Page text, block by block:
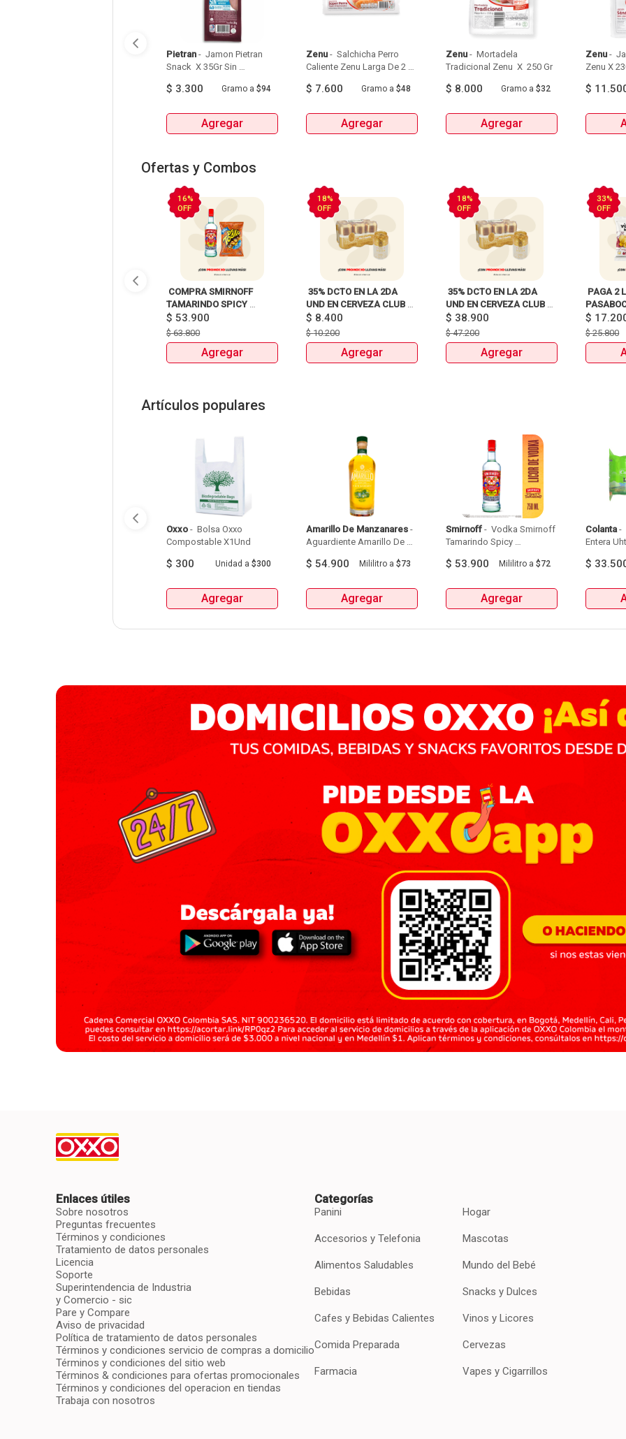
Pietran - Jamon Pietran
Snack  X 35Gr Sin
$ 3.300 Gramo a$94
Agregar
Zenu - Salchicha Perro
Caliente Zenu Larga De 2
Gr
$ 7.600 Gramo a$48
Agregar
Zenu - Mortadela
Tradicional Zenu  X  250 Gr
$ 8.000 Gramo a$32
Agregar
Zenu -
$
Ofertas y Combos
16%
OFF
COMPRA SMIRNOFF
TAMARINDO SPICY
X750ml Y LLEVATE
$ 53.900
$63.800
Agregar
18%
OFF
35% DCTO EN LA 2DA
UND EN CERVEZA CLUB
$ 8.400
$10.200
Agregar
18%
OFF
35% DCTO EN LA 2DA
UND EN CERVEZA CLUB
COLOMBIA 330 ML LATA X
6 UNIDADES
ANTES:$47.200
AHORA:$38.900
$ 38.900
$47.200
Agregar
33%
OFF
PAGA 2
$
$25.800
Artículos populares
Oxxo - Bolsa Oxxo
$ 300 Unidad a$300
Agregar
Amarillo De Manzanares -
Aguardiente Amarillo De
$ 54.900 Mililitro a$73
Agregar
Smirnoff - Vodka Smirnoff
Tamarindo Spicy
$ 53.900 Mililitro a$72
Agregar
Colanta -
Entera
$
Enlaces útiles
Sobre nosotros
Preguntas frecuentes
Términos y condiciones
Tratamiento de datos personales
Licencia
Soporte
Superintendencia de Industria
y Comercio - sic
Pare y Compare
Aviso de privacidad
Política de tratamiento de datos personales
Términos y condiciones servicio de compras a domicilio
Términos y condiciones del sitio web
Términos & condiciones para ofertas promocionales
Términos y condiciones del operacion en tiendas
Trabaja con nosotros
Categorías
Panini
Accesorios y Telefonia
Alimentos Saludables
Bebidas
Cafes y Bebidas Calientes
Comida Preparada
Farmacia
Hogar
Mascotas
Mundo del Bebé
Snacks y Dulces
Vinos y Licores
Cervezas
Vapes y Cigarrillos